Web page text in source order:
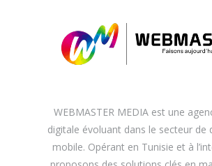
WEBMASTER MEDIA est une
digitale évoluant dans le secteur de
mobile. Opérant en Tunisie et à